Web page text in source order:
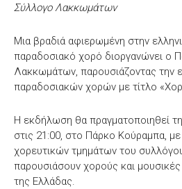
Σύλλογο Λακκωμάτων
Μια βραδιά αφιερωμένη στην
παραδοσιακό χορό διοργανώνει ο
Λακκωμάτων, παρουσιάζοντας την
παραδοσιακών χορών με τίτλο
Η εκδήλωση θα πραγματοποιηθεί
στις 21:00, στο Πάρκο Κούραμπα,
χορευτικών τμημάτων του
παρουσιάσουν χορούς και
της Ελλάδας.